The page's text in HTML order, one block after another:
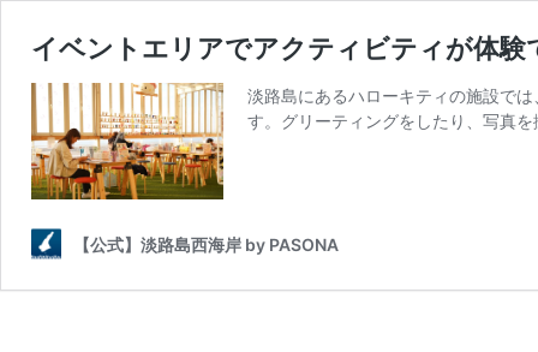
イベントエリアでアクティビティが体験
淡路島にあるハローキティの施設で
す。グリーティングをしたり、写真
【公式】淡路島西海岸 by PASONA